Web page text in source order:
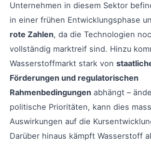
Unternehmen in diesem Sektor
in einer frühen Entwicklungsphase
rote Zahlen, da die Technologien
vollständig marktreif sind. Hinzu
Wasserstoffmarkt stark von
Förderungen und regulatorischen
Rahmenbedingungen abhängt –
politische Prioritäten, kann dies
Auswirkungen auf die
Darüber hinaus kämpft Wasserstoff